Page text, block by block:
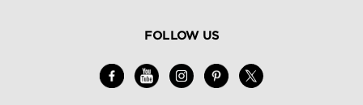
FOLLOW US